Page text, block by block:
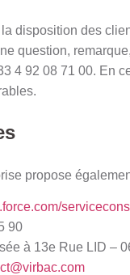
disposition des
question,
4 92 08 71 00. En
propose
90
à 13e Rue LID –